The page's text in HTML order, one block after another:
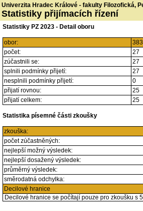
Univerzita Hradec Králové - fakulty Filozofická,
Statistiky přijímacích řízení
Statistiky PZ 2023 - Detail oboru
obor:
počet:
27
zúčastnili se:
27
splnili podmínky přijetí:
27
nesplnili podmínky přijetí:
0
přijatí rovnou:
25
přijatí celkem:
25
Statistika písemné části zkoušky
zkouška:
počet zúčastněných:
nejlepší možný výsledek:
nejlepší dosažený výsledek:
průměrný výsledek:
směrodatná odchylka:
Decilové hranice
Decilové hranice se počítají pouze pro zkoušku s